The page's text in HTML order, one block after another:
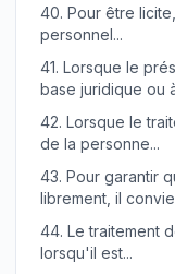
40. Pour être
personnel...
41. Lorsque le
base juridique ou
42. Lorsque le
de la personne...
43. Pour garantir
librement, il
44. Le traitement
lorsqu'il est...